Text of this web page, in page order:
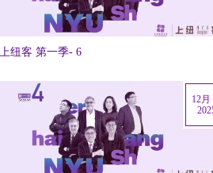
上纽客 第一季- 6
12月